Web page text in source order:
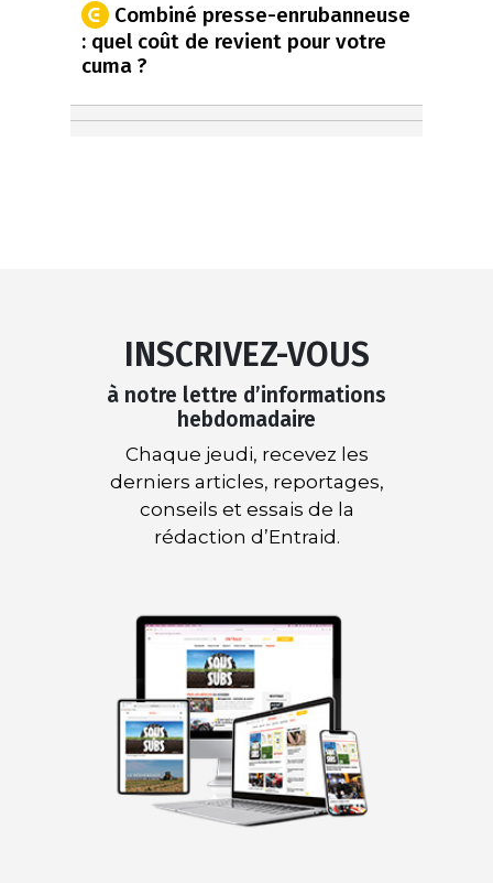
Combiné presse-enrubanneuse
: quel coût de revient pour votre
cuma ?
INSCRIVEZ-VOUS
à notre lettre d’informations
hebdomadaire
Chaque jeudi, recevez les
derniers articles, reportages,
conseils et essais de la
rédaction d’Entraid.